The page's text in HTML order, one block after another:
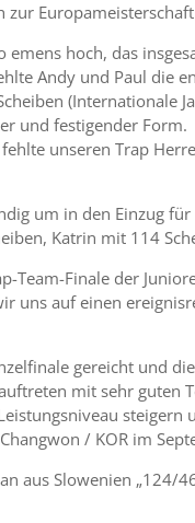
zur
hoch, das
Andy und Paul die
(Internationale
und festigender Form.
unseren Trap
um in den Einzug
Katrin mit 114
Team-Finale der
uns auf einen
gereicht und
mit sehr guten
steigern
/ KOR im
aus Slowenien „124/